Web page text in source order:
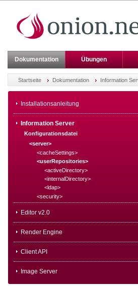
Installationsanleitung
Information Server
Konfigurationsdatei
<server>
<cacheSettings>
<userRepositories>
<activeDirectory>
<internalDirectory>
<ldap>
<security>
Editor v2.0
Render Engine
Client API
Image Server
Dokumentation Übungen
Startseite Dokumentation Information